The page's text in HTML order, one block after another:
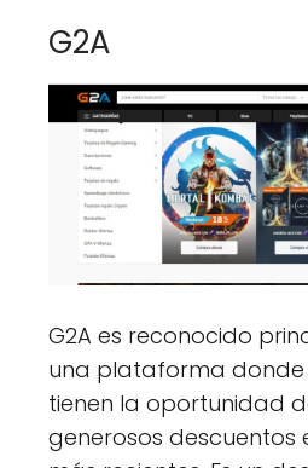
G2A
G2A es reconocido
una plataforma donde
tienen la oportunidad
generosos descuentos